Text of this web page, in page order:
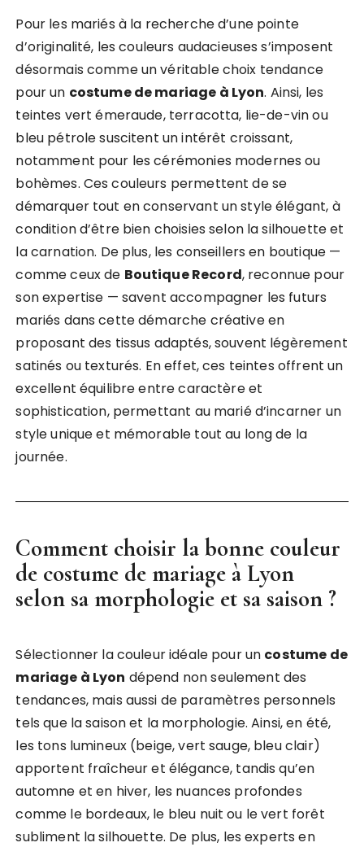
Pour les mariés à la recherche d’une pointe
d’originalité, les couleurs audacieuses s’imposent
désormais comme un véritable choix tendance
pour un costume de mariage à Lyon. Ainsi, les
teintes vert émeraude, terracotta, lie-de-vin ou
bleu pétrole suscitent un intérêt croissant,
notamment pour les cérémonies modernes ou
bohèmes. Ces couleurs permettent de se
démarquer tout en conservant un style élégant, à
condition d’être bien choisies selon la silhouette et
la carnation. De plus, les conseillers en boutique —
comme ceux de Boutique Record, reconnue pour
son expertise — savent accompagner les futurs
mariés dans cette démarche créative en
proposant des tissus adaptés, souvent légèrement
satinés ou texturés. En effet, ces teintes offrent un
excellent équilibre entre caractère et
sophistication, permettant au marié d’incarner un
style unique et mémorable tout au long de la
journée.
Comment choisir la bonne couleur
de costume de mariage à Lyon
selon sa morphologie et sa saison ?
Sélectionner la couleur idéale pour un costume de
mariage à Lyon dépend non seulement des
tendances, mais aussi de paramètres personnels
tels que la saison et la morphologie. Ainsi, en été,
les tons lumineux (beige, vert sauge, bleu clair)
apportent fraîcheur et élégance, tandis qu’en
automne et en hiver, les nuances profondes
comme le bordeaux, le bleu nuit ou le vert forêt
subliment la silhouette. De plus, les experts en